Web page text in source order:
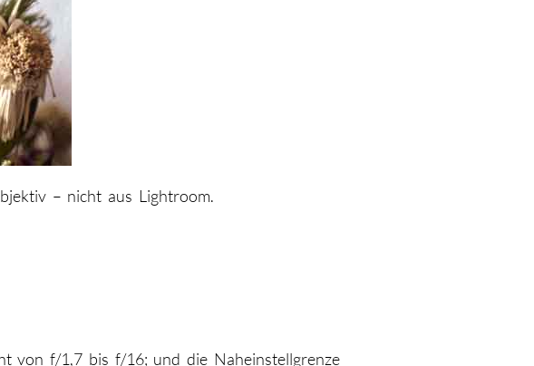
– nicht aus Lightroom.
von f/1,7 bis f/16; und die Naheinstellgrenze